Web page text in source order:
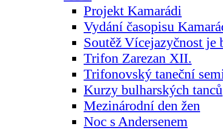
Projekt Kamarádi
Vydání časopisu
Soutěž Vícejazyčnost je
Trifon Zarezan XII.
Trifonovský taneční
Kurzy bulharských tanců
Mezinárodní den žen
Noc s Andersenem